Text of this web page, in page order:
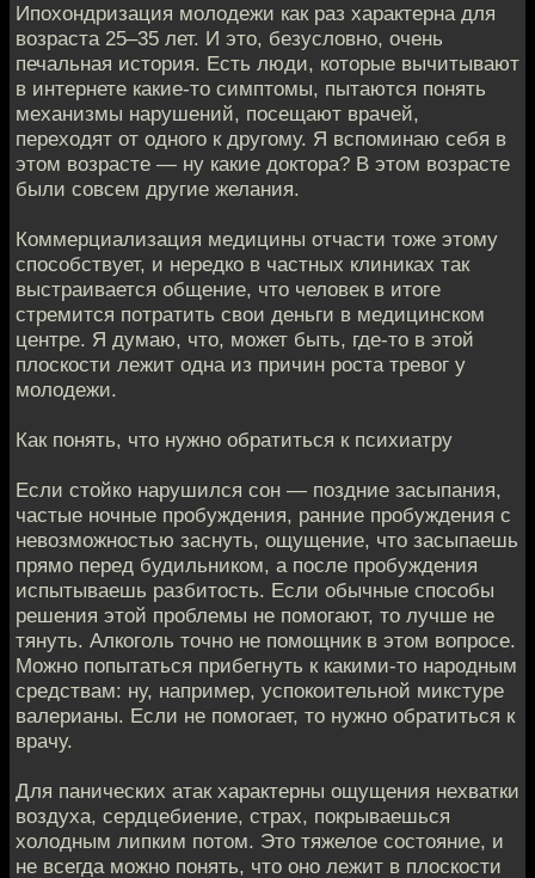
Ипохондризация молодежи как раз характерна для
возраста 25–35 лет. И это, безусловно, очень
печальная история. Есть люди, которые вычитывают
в интернете какие-то симптомы, пытаются понять
механизмы нарушений, посещают врачей,
переходят от одного к другому. Я вспоминаю себя в
этом возрасте — ну какие доктора? В этом возрасте
были совсем другие желания.
Коммерциализация медицины отчасти тоже этому
способствует, и нередко в частных клиниках так
выстраивается общение, что человек в итоге
стремится потратить свои деньги в медицинском
центре. Я думаю, что, может быть, где-то в этой
плоскости лежит одна из причин роста тревог у
молодежи.
Как понять, что нужно обратиться к психиатру
Если стойко нарушился сон — поздние засыпания,
частые ночные пробуждения, ранние пробуждения с
невозможностью заснуть, ощущение, что засыпаешь
прямо перед будильником, а после пробуждения
испытываешь разбитость. Если обычные способы
решения этой проблемы не помогают, то лучше не
тянуть. Алкоголь точно не помощник в этом вопросе.
Можно попытаться прибегнуть к какими-то народным
средствам: ну, например, успокоительной микстуре
валерианы. Если не помогает, то нужно обратиться к
врачу.
Для панических атак характерны ощущения нехватки
воздуха, сердцебиение, страх, покрываешься
холодным липким потом. Это тяжелое состояние, и
не всегда можно понять, что оно лежит в плоскости